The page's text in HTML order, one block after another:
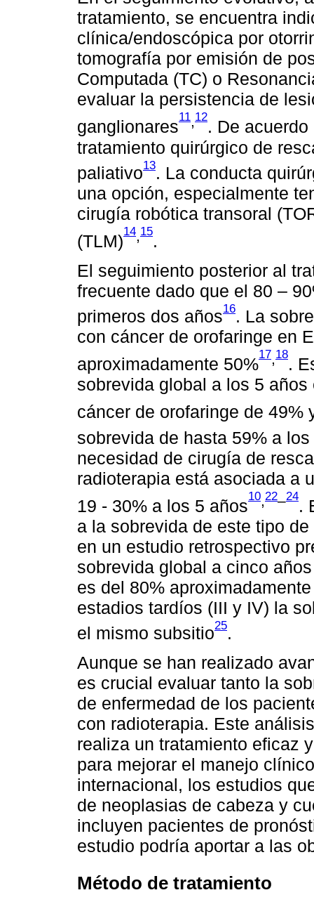
tratamiento, se encuentra
clínica/endoscópica por
tomografía por emisión de
Computada (TC) o
evaluar la persistencia de
ganglionares
11,12
. De
tratamiento quirúrgico de
paliativo13. La conducta
una opción, especialmente
cirugía robótica transoral
(TLM)
14 15
.
El seguimiento posterior al
frecuente dado que el 80 –
primeros dos años16. La
con cáncer de orofaringe en
aproximadamente 50%
17,18
.
sobrevida global a los 5
cáncer de orofaringe de 49%
sobrevida de hasta 59% a
necesidad de cirugía de
radioterapia está asociada a
19 - 30% a los 5 años
10 22–24
.
a la sobrevida de este tipo
en un estudio retrospectivo
sobrevida global a cinco
es del 80%
estadios tardíos (III y IV) la
el mismo subsitio25.
Aunque se han realizado
es crucial evaluar tanto la
de enfermedad de los
con radioterapia. Este
realiza un tratamiento eficaz
para mejorar el manejo
internacional, los estudios
de neoplasias de cabeza y
incluyen pacientes de
estudio podría aportar a las
Método de tratamiento